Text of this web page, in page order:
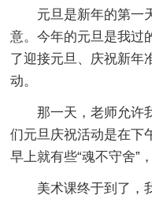
元旦是新年的第一
意。今年的元旦是我过
了迎接元旦、庆祝新年
动。
那一天，老师允许
们元旦庆祝活动是在下
早上就有些“魂不守舍”
美术课终于到了，